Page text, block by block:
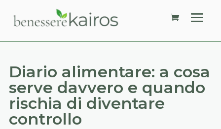
Diario alimentare: a cosa
serve davvero e quando
rischia di diventare
controllo